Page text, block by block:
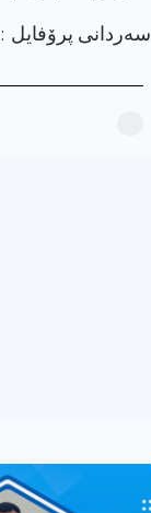
سەردانی پرۆفایل : 1509